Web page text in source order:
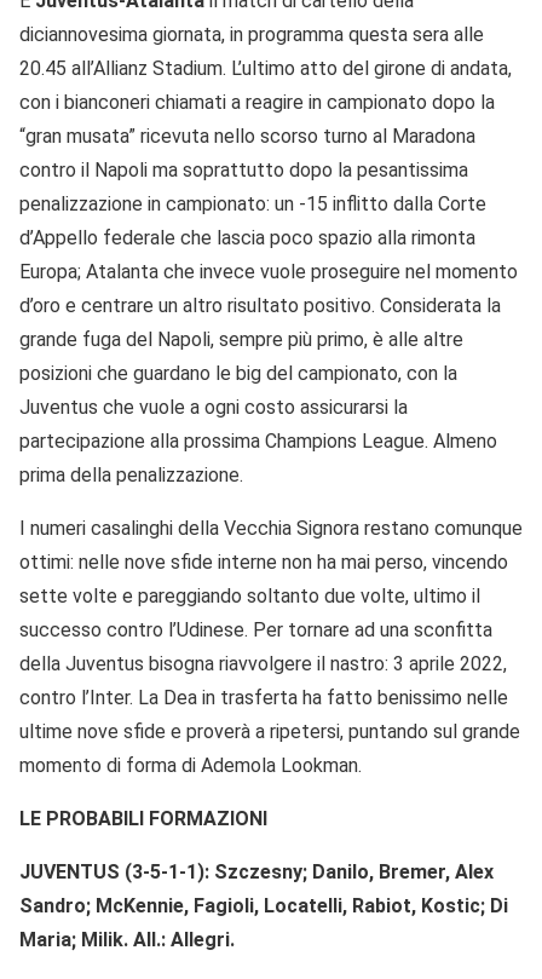
diciannovesima giornata, in programma questa sera alle
20.45 all’Allianz Stadium. L’ultimo atto del girone di andata,
con i bianconeri chiamati a reagire in campionato dopo la
“gran musata” ricevuta nello scorso turno al Maradona
contro il Napoli ma soprattutto dopo la pesantissima
penalizzazione in campionato: un -15 inflitto dalla Corte
d’Appello federale che lascia poco spazio alla rimonta
Europa; Atalanta che invece vuole proseguire nel momento
d’oro e centrare un altro risultato positivo. Considerata la
grande fuga del Napoli, sempre più primo, è alle altre
posizioni che guardano le big del campionato, con la
Juventus che vuole a ogni costo assicurarsi la
partecipazione alla prossima Champions League. Almeno
prima della penalizzazione.
I numeri casalinghi della Vecchia Signora restano comunque
ottimi: nelle nove sfide interne non ha mai perso, vincendo
sette volte e pareggiando soltanto due volte, ultimo il
successo contro l’Udinese. Per tornare ad una sconfitta
della Juventus bisogna riavvolgere il nastro: 3 aprile 2022,
contro l’Inter. La Dea in trasferta ha fatto benissimo nelle
ultime nove sfide e proverà a ripetersi, puntando sul grande
momento di forma di Ademola Lookman.
LE PROBABILI FORMAZIONI
JUVENTUS (3-5-1-1): Szczesny; Danilo, Bremer, Alex
Sandro; McKennie, Fagioli, Locatelli, Rabiot, Kostic; Di
Maria; Milik. All.: Allegri.